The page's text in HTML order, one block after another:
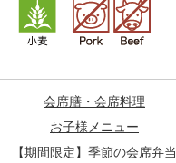
会席膳・会席料理
お子様メニュー
【期間限定】季節の会席弁当